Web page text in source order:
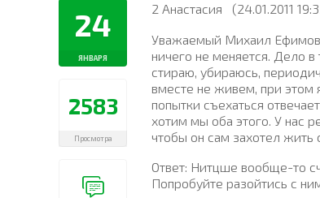
24
ЯНВАРЯ
2583
Просмотра
2 Анастасия
(24.01.2011
Уважаемый Михаил
ничего не меняется. Дело
стираю, убираюсь,
вместе не живем, при этом
попытки съехаться
хотим мы оба этого. У нас
чтобы он сам захотел жить
Ответ: Нитцше вообще-то
Попробуйте разойтись с